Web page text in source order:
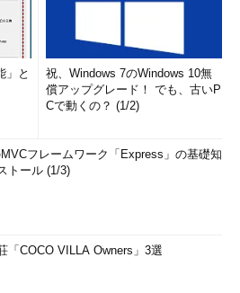
」と
祝、Windows 7のWindows 10無
償アップグレード！ でも、古いP
Cで動くの？ (1/2)
フレームワーク「Express」の基礎知
トール (1/3)
「COCO VILLA Owners」3選